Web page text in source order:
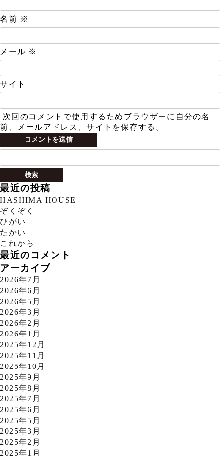
名前 ※
メール ※
サイト
次回のコメントで使用するためブラウザーに自分の名
前、メールアドレス、サイトを保存する。
検
最近の投稿
HASHIMA HOUSE
ぞくぞく
ひがい
たかい
これから
最近のコメント
アーカイブ
2026年7月
2026年6月
2026年5月
2026年3月
2026年2月
2026年1月
2025年12月
2025年11月
2025年10月
2025年9月
2025年8月
2025年7月
2025年6月
2025年5月
2025年3月
2025年2月
2025年1月